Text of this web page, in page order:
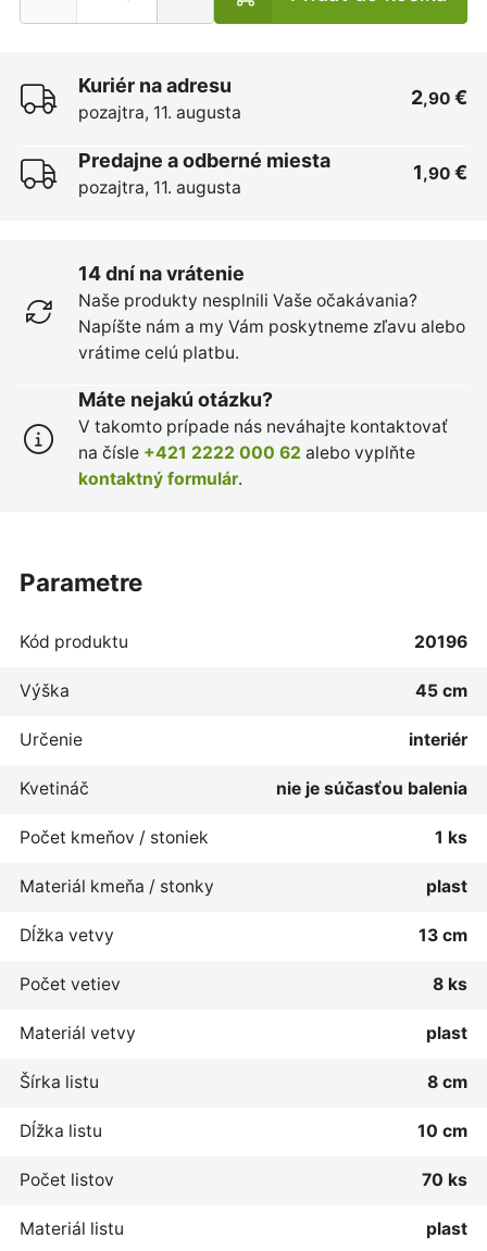
Kuriér na adresu
pozajtra, 11. augusta
2,90 €
Predajne a odberné miesta
pozajtra, 11. augusta
1,90 €
14 dní na vrátenie
Naše produkty nesplnili Vaše očakávania?
Napíšte nám a my Vám poskytneme zľavu alebo
vrátime celú platbu.
Máte nejakú otázku?
V takomto prípade nás neváhajte kontaktovať
na čísle +421 2222 000 62 alebo vyplňte
kontaktný formulár.
parametre
Kód produktu 20196
Výška 45 cm
Určenie interiér
Kvetináč nie je súčasťou balenia
Počet kmeňov / stoniek 1 ks
Materiál kmeňa / stonky plast
Dĺžka vetvy 13 cm
Počet vetiev 8 ks
Materiál vetvy plast
Šírka listu 8 cm
Dĺžka listu 10 cm
Počet listov 70 ks
Materiál listu plast